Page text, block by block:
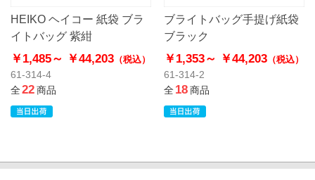
HEIKO ヘイコー 紙袋 ブラ
イトバッグ 紫紺
￥1,485～ ￥44,203 （税込）
61-314-4
全22商品
ブライトバッグ手提げ紙袋
ブラック
￥1,353～ ￥44,203（税込）
61-314-2
全18商品